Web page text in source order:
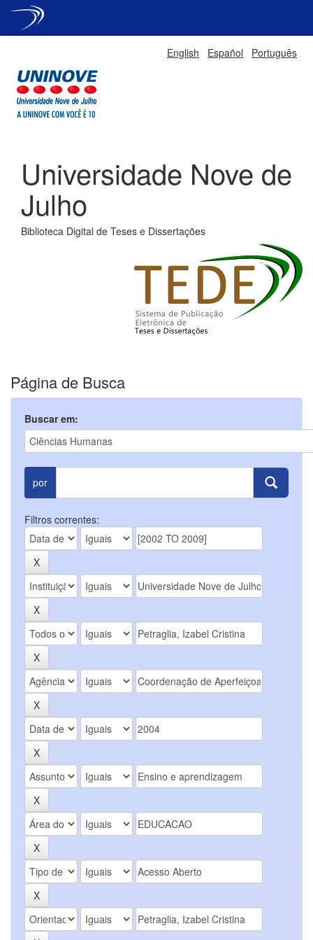
English Español Português
Universidade Nove de
Julho
Biblioteca Digital de Teses e Dissertações
Página de Busca
Buscar em:
por
Filtros correntes: